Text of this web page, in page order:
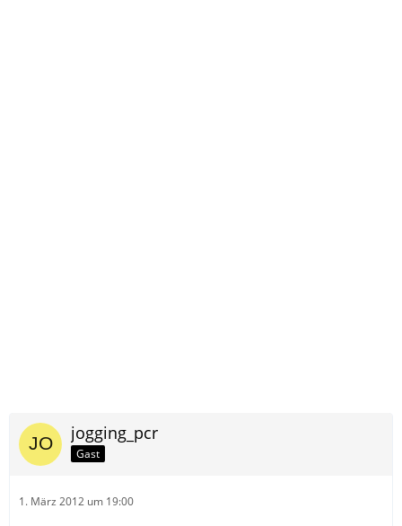
jogging_pcr
Gast
1. März 2012 um 19:00